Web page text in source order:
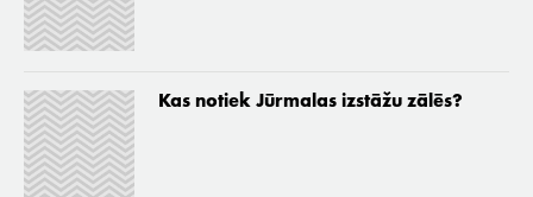
Kas notiek Jūrmalas izstāžu zālēs?